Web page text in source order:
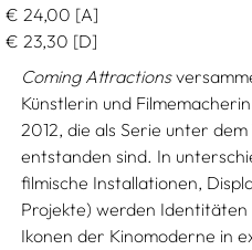
€ 24,00 [A]
€ 23,30 [D]
Coming Attractions
Künstlerin und
2012, die als Serie unter
entstanden sind. In
filmische Installationen,
Projekte) werden
Ikonen der Kinomoderne in